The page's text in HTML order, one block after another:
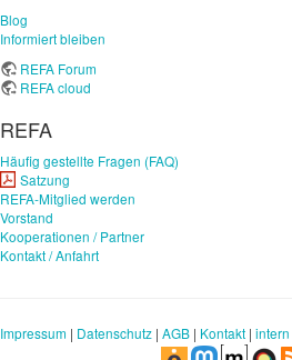
Blog
Informiert bleiben
REFA Forum
REFA cloud
REFA
Häufig gestellte Fragen (FAQ)
Satzung
REFA-Mitglied werden
Vorstand
Kooperationen / Partner
Kontakt / Anfahrt
Impressum | Datenschutz | AGB | Kontakt | intern